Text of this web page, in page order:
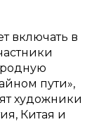
включать в
пути»,
художники
Китая и